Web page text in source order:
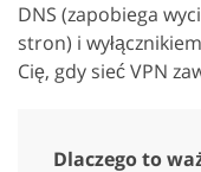
DNS (zapobiega
stron) i
Cię, gdy sieć VPN
Dlaczego to